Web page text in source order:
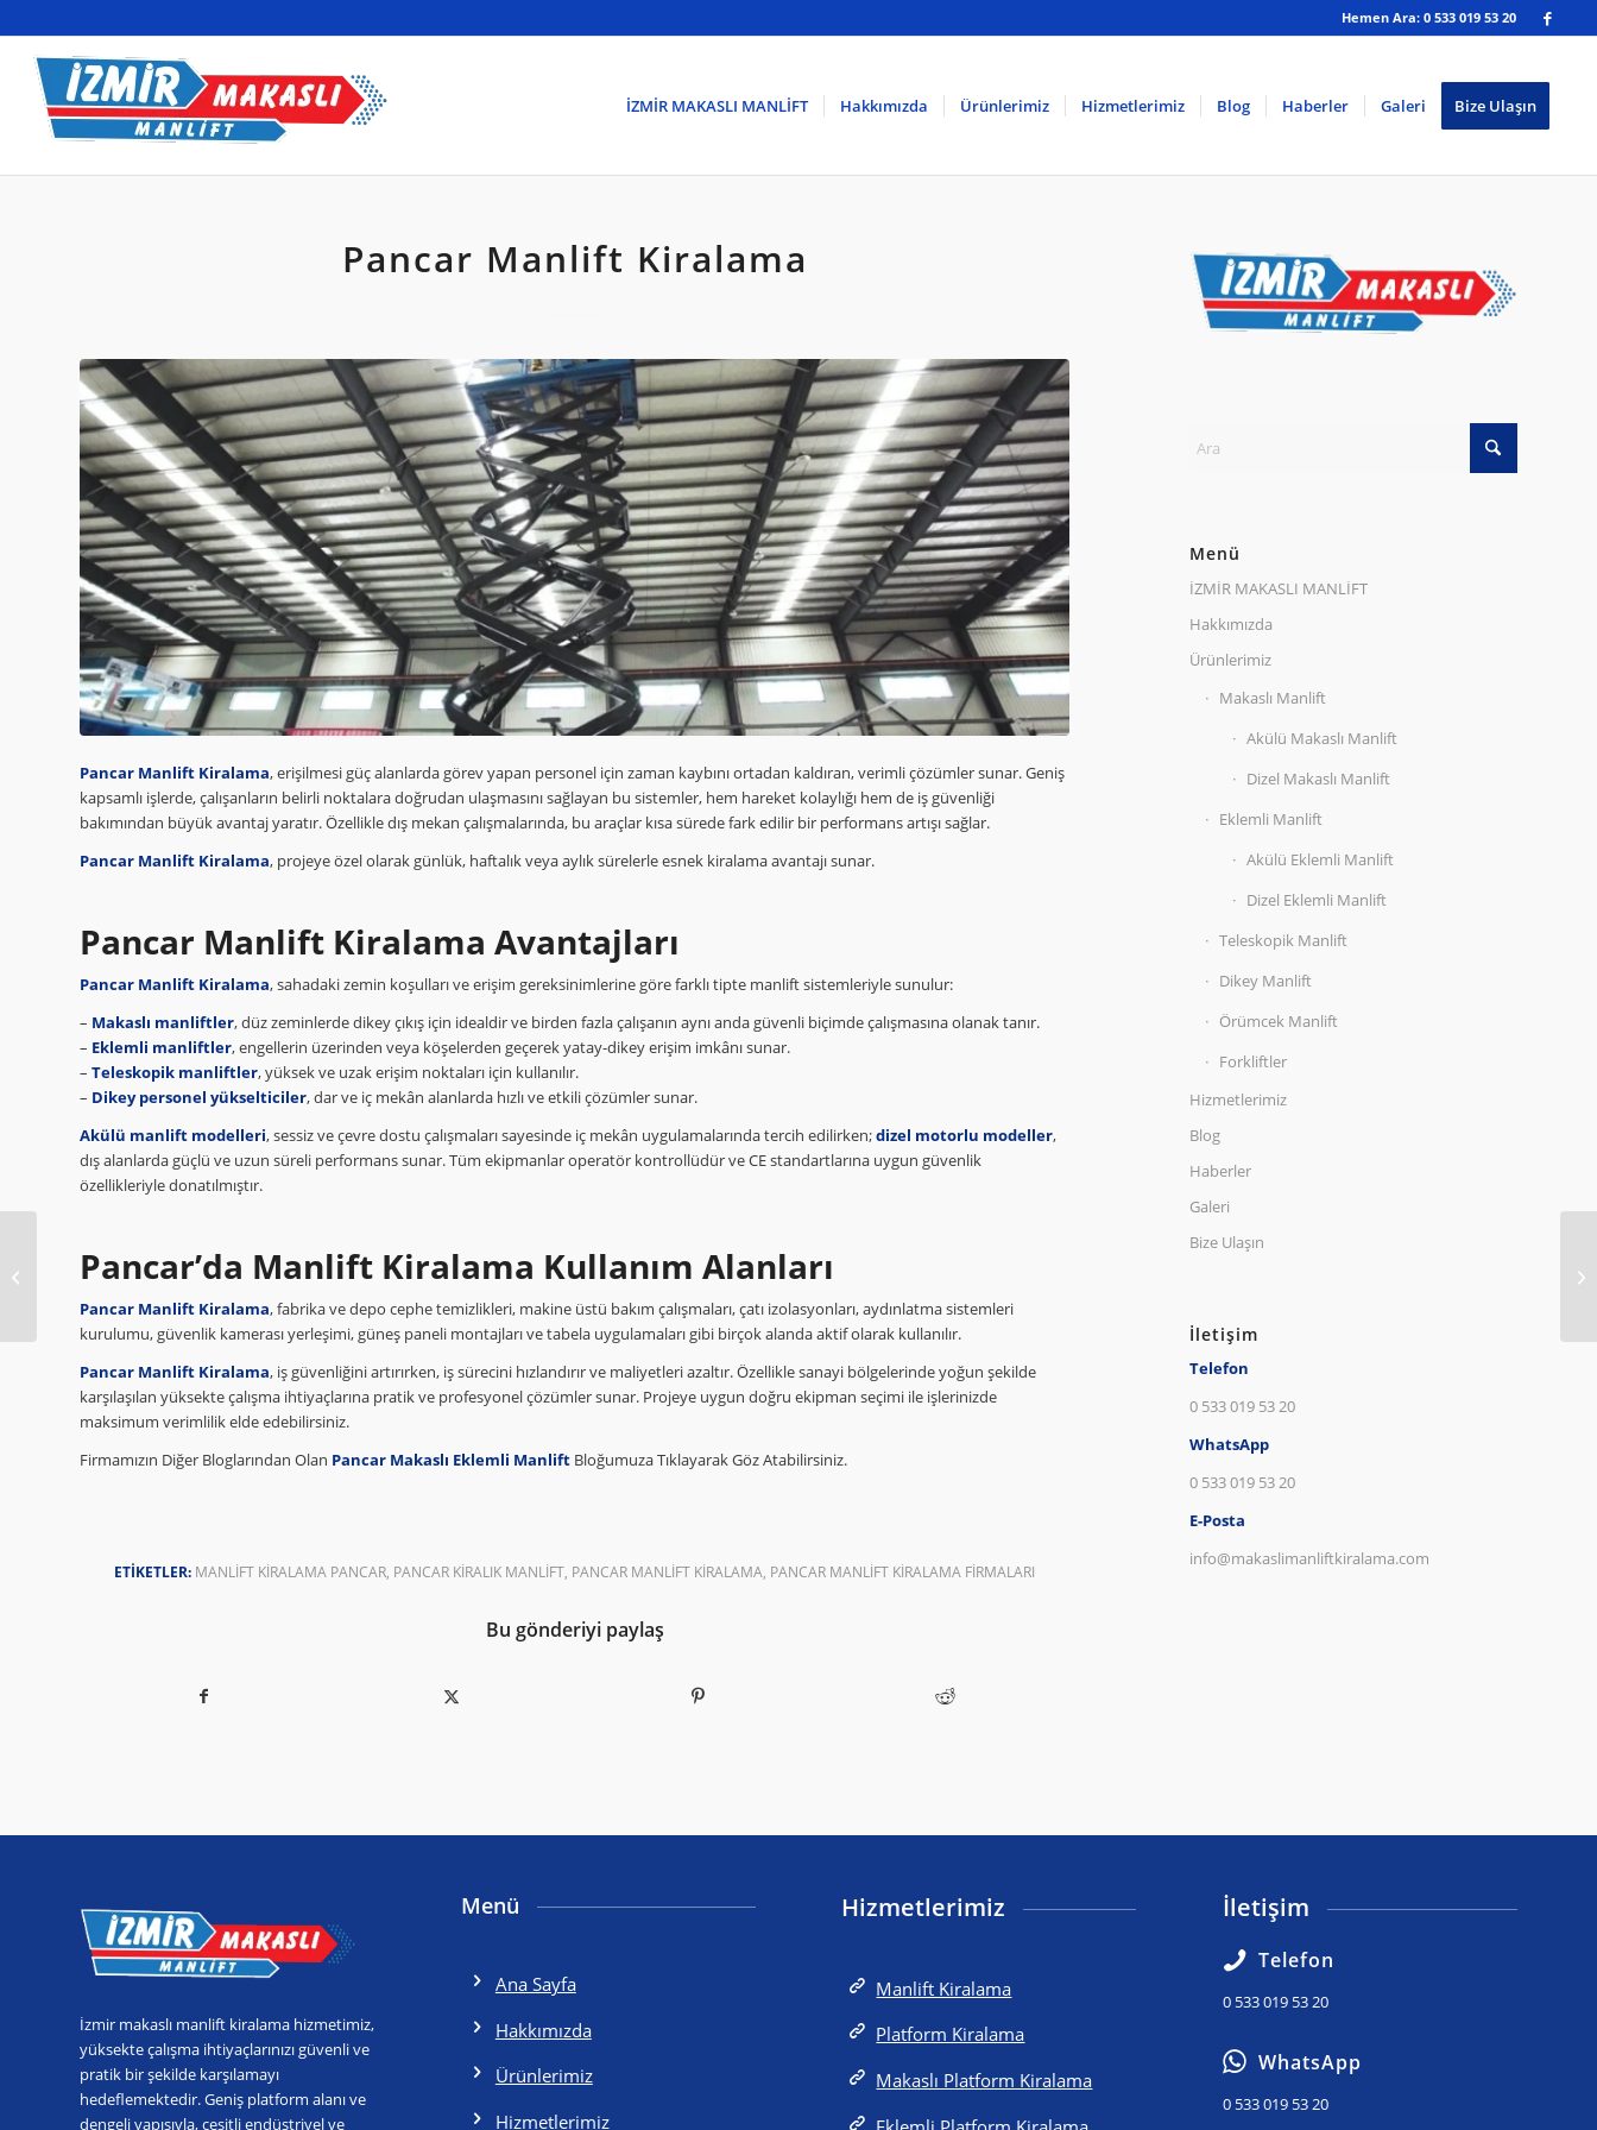
Hemen Ara: 0 533 019 53 20
İZMİR MAKASLI MANLİFT Hakkımızda Ürünlerimiz Hizmetlerimiz Blog Haberler Galeri Bize Ulaşın
Pancar Manlift Kiralama
Pancar Manlift Kiralama, erişilmesi güç alanlarda görev yapan personel için zaman kaybını ortadan kaldıran, verimli çözümler sunar. Geniş
kapsamlı işlerde, çalışanların belirli noktalara doğrudan ulaşmasını sağlayan bu sistemler, hem hareket kolaylığı hem de iş güvenliği
bakımından büyük avantaj yaratır. Özellikle dış mekan çalışmalarında, bu araçlar kısa sürede fark edilir bir performans artışı sağlar.
Pancar Manlift Kiralama, projeye özel olarak günlük, haftalık veya aylık sürelerle esnek kiralama avantajı sunar.
Pancar Manlift Kiralama Avantajları
Pancar Manlift Kiralama, sahadaki zemin koşulları ve erişim gereksinimlerine göre farklı tipte manlift sistemleriyle sunulur:
– Makaslı manliftler, düz zeminlerde dikey çıkış için idealdir ve birden fazla çalışanın aynı anda güvenli biçimde çalışmasına olanak tanır.
– Eklemli manliftler, engellerin üzerinden veya köşelerden geçerek yatay-dikey erişim imkânı sunar.
– Teleskopik manliftler, yüksek ve uzak erişim noktaları için kullanılır.
– Dikey personel yükselticiler, dar ve iç mekân alanlarda hızlı ve etkili çözümler sunar.
Akülü manlift modelleri, sessiz ve çevre dostu çalışmaları sayesinde iç mekân uygulamalarında tercih edilirken;dizel motorlu modeller,
dış alanlarda güçlü ve uzun süreli performans sunar. Tüm ekipmanlar operatör kontrollüdür ve CE standartlarına uygun güvenlik
özellikleriyle donatılmıştır.
Pancar’da Manlift Kiralama Kullanım Alanları
Pancar Manlift Kiralama, fabrika ve depo cephe temizlikleri, makine üstü bakım çalışmaları, çatı izolasyonları, aydınlatma sistemleri
kurulumu, güvenlik kamerası yerleşimi, güneş paneli montajları ve tabela uygulamaları gibi birçok alanda aktif olarak kullanılır.
Pancar Manlift Kiralama, iş güvenliğini artırırken, iş sürecini hızlandırır ve maliyetleri azaltır. Özellikle sanayi bölgelerinde yoğun şekilde
karşılaşılan yüksekte çalışma ihtiyaçlarına pratik ve profesyonel çözümler sunar. Projeye uygun doğru ekipman seçimi ile işlerinizde
maksimum verimlilik elde edebilirsiniz.
Firmamızın Diğer Bloglarından Olan Pancar Makaslı Eklemli Manlift Bloğumuza Tıklayarak Göz Atabilirsiniz.
ETIKETLER: MANLIFT KIRALAMA PANCAR PANCAR KIRALIK MANLIFT PANCAR MANLIFT KIRALAMA PANCAR MANLIFT KIRALAMA FIRMALARI
Bu gönderiyi paylaş
Menü
İZMİR MAKASLI MANLİFT
Hakkımızda
Ürünlerimiz
Makaslı Manlift
Akülü Makaslı Manlift
Dizel Makaslı Manlift
Eklemli Manlift
Akülü Eklemli Manlift
Dizel Eklemli Manlift
Teleskopik Manlift
Dikey Manlift
Örümcek Manlift
Forkliftler
Hizmetlerimiz
Blog
Haberler
Galeri
Bize Ulaşın
İletişim
Telefon
0 533 019 53 20
WhatsApp
0 533 019 53 20
E-Posta
info@makaslimanliftkiralama.com
İzmir makaslı manlift kiralama hizmetimiz,
yüksekte çalışma ihtiyaçlarınızı güvenli ve
pratik bir şekilde karşılamayı
hedeflemektedir. Geniş platform alanı ve
dengeli yapısıyla, çeşitli endüstriyel ve
Menü
Ana Sayfa
Hakkımızda
Ürünlerimiz
Hizmetlerimiz
Hizmetlerimiz
Manlift Kiralama
Platform Kiralama
Makaslı Platform Kiralama
İletişim
Telefon
0 533 019 53 20
WhatsApp
0 533 019 53 20
Bornova Makaslı